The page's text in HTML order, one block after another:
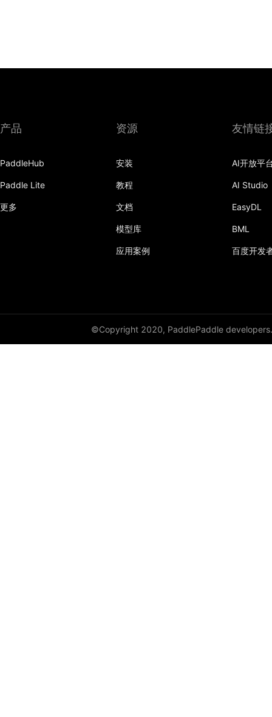
产品
PaddleHub
Paddle Lite
更多
资源
安装
教程
文档
模型库
应用案例
友情链
AI开放平
AI Studio
EasyDL
BML
百度开发
©Copyright 2020, PaddlePaddle developers.